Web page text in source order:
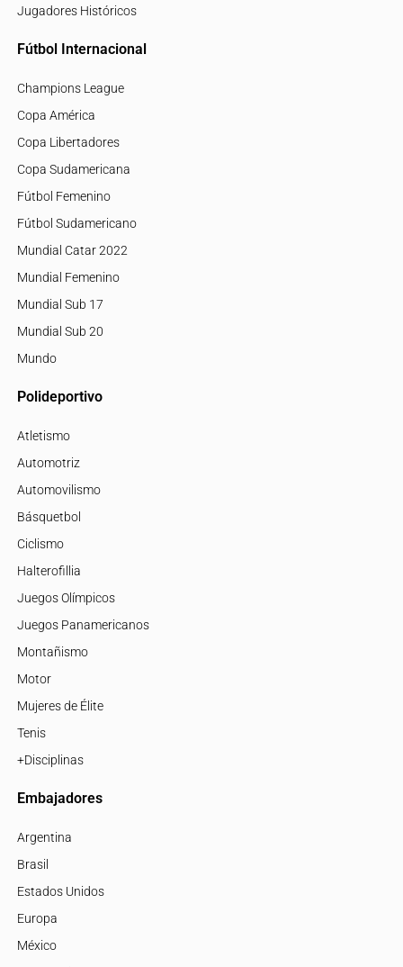
Jugadores Históricos
Fútbol Internacional
Champions League
Copa América
Copa Libertadores
Copa Sudamericana
Fútbol Femenino
Fútbol Sudamericano
Mundial Catar 2022
Mundial Femenino
Mundial Sub 17
Mundial Sub 20
Mundo
Polideportivo
Atletismo
Automotriz
Automovilismo
Básquetbol
Ciclismo
Halterofillia
Juegos Olímpicos
Juegos Panamericanos
Montañismo
Motor
Mujeres de Élite
Tenis
+Disciplinas
Embajadores
Argentina
Brasil
Estados Unidos
Europa
México